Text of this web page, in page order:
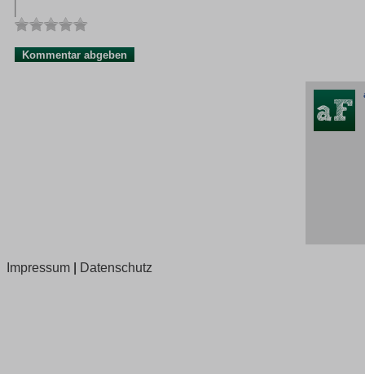
Impressum Datenschutz